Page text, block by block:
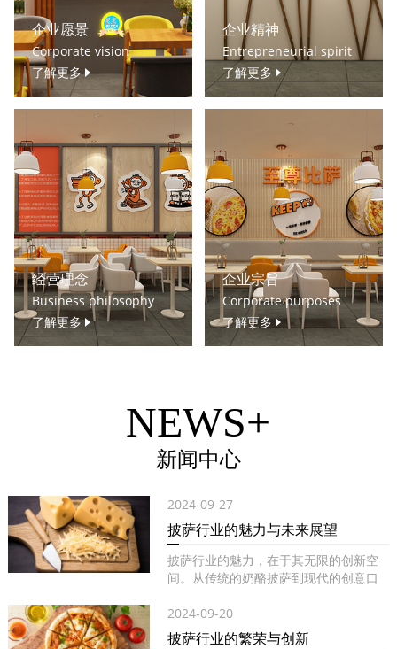
企业愿景
Corporate vision
了解更多
企业精神
Entrepreneurial spirit
了解更多
经营理念
Business philosophy
了解更多
企业宗旨
Corporate purposes
了解更多
NEWS+
新闻中心
2024-09-27
披萨行业的魅力与未来展望
披萨行业的魅力，在于其无限的创新空
间。从传统的奶酪披萨到现代的创意口
2024-09-20
披萨行业的繁荣与创新